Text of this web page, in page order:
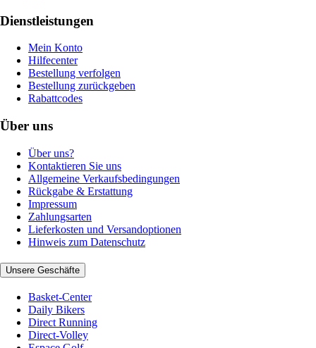
Dienstleistungen
Mein Konto
Hilfecenter
Bestellung verfolgen
Bestellung zurückgeben
Rabattcodes
Über uns
Über uns?
Kontaktieren Sie uns
Allgemeine Verkaufsbedingungen
Rückgabe & Erstattung
Impressum
Zahlungsarten
Lieferkosten und Versandoptionen
Hinweis zum Datenschutz
Unsere Geschäfte
Basket-Center
Daily Bikers
Direct Running
Direct-Volley